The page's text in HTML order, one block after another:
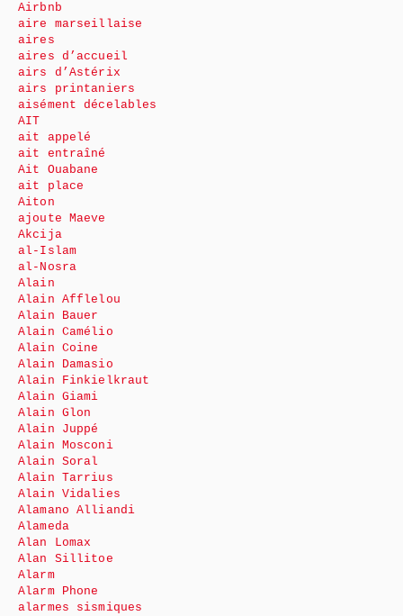
Airbnb
aire marseillaise
aires
aires d’accueil
airs d’Astérix
airs printaniers
aisément décelables
AIT
ait appelé
ait entraîné
Ait Ouabane
ait place
Aiton
ajoute Maeve
Akcija
al-Islam
al-Nosra
Alain
Alain Afflelou
Alain Bauer
Alain Camélio
Alain Coine
Alain Damasio
Alain Finkielkraut
Alain Giami
Alain Glon
Alain Juppé
Alain Mosconi
Alain Soral
Alain Tarrius
Alain Vidalies
Alamano Alliandi
Alameda
Alan Lomax
Alan Sillitoe
Alarm
Alarm Phone
alarmes sismiques